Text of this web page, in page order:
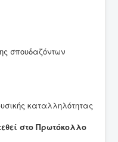
σπουδαζόντων
καταλληλότητας
στο Πρωτόκολλο